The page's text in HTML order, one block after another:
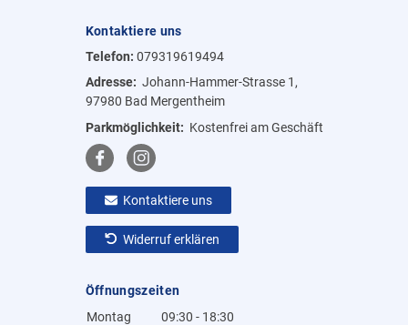
Kontaktiere uns
Telefon: 079319619494
Adresse: Johann-Hammer-Strasse 1,
97980 Bad Mergentheim
Parkmöglichkeit: Kostenfrei am Geschäft
Kontaktiere uns
Widerruf erklären
Öffnungszeiten
Montag
09:30 - 18:30